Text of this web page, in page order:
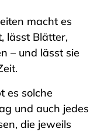
macht es
lässt Blätter,
– und lässt sie
es solche
und auch jedes
die jeweils